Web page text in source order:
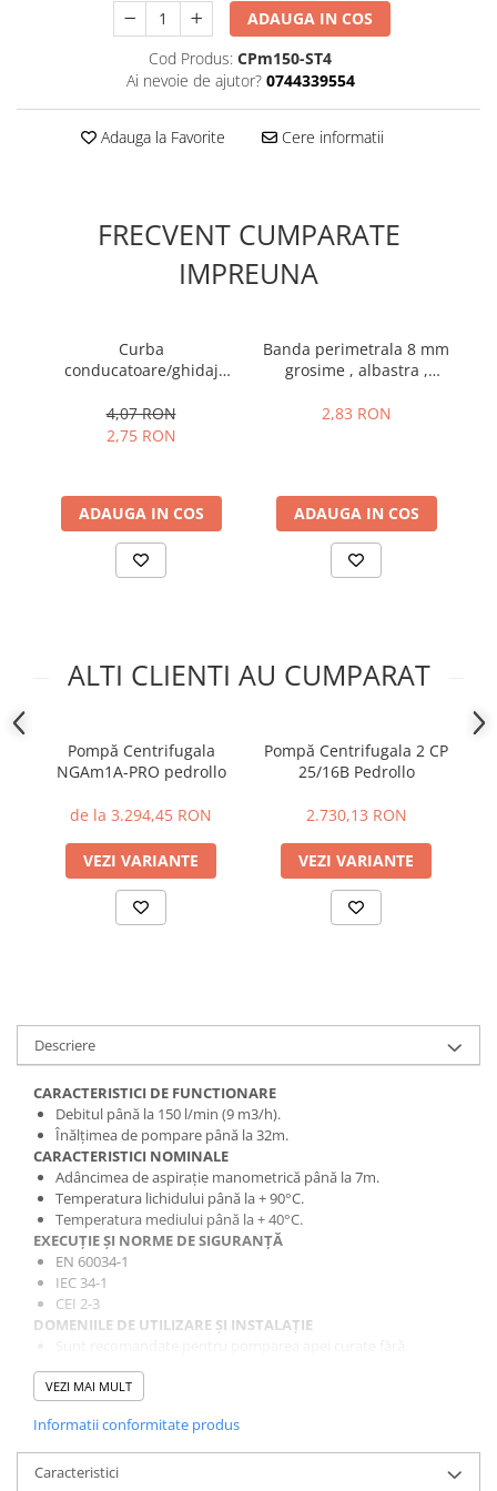
ADAUGA IN COS
Cod Produs: CPm150-ST4
Ai nevoie de ajutor? 0744339554
Adauga la Favorite Cere informatii
FRECVENT CUMPARATE
IMPREUNA
Curba
conducatoare/ghidaj
4,07 RON
2,75 RON
ADAUGA IN COS
Banda perimetrala 8 mm
grosime , albastra ,
2,83 RON
ADAUGA IN COS
ALTI CLIENTI AU CUMPARAT
Pompă Centrifugala
NGAm1A-PRO pedrollo
de la 3.294,45 RON
VEZI VARIANTE
Pompă Centrifugala 2 CP
25/16B Pedrollo
2.730,13 RON
VEZI VARIANTE
Descriere
CARACTERISTICI DE FUNCTIONARE
Debitul până la 150 l/min (9 m3/h).
Înălțimea de pompare până la 32m.
CARACTERISTICI NOMINALE
Adâncimea de aspirație manometrică până la 7m.
Temperatura lichidului până la + 90°C.
Temperatura mediului până la + 40°C.
EXECUȚIE ȘI NORME DE SIGURANȚĂ
EN 60034-1
IEC 34-1
CEI 2-3
DOMENIILE DE UTILIZARE ȘI INSTALAȚIE
particule abrazive și a lichidelor care nu corod materialele din
care este compusă pompa.
necesită lucrări de întreținere, au o vastă utilizare în sectoarele
de uz casnic și civil.
Sunt ideale pentru alimentarea cu apă potabilă a locuinței,
VEZI MAI MULT
Informatii conformitate produs
Caracteristici